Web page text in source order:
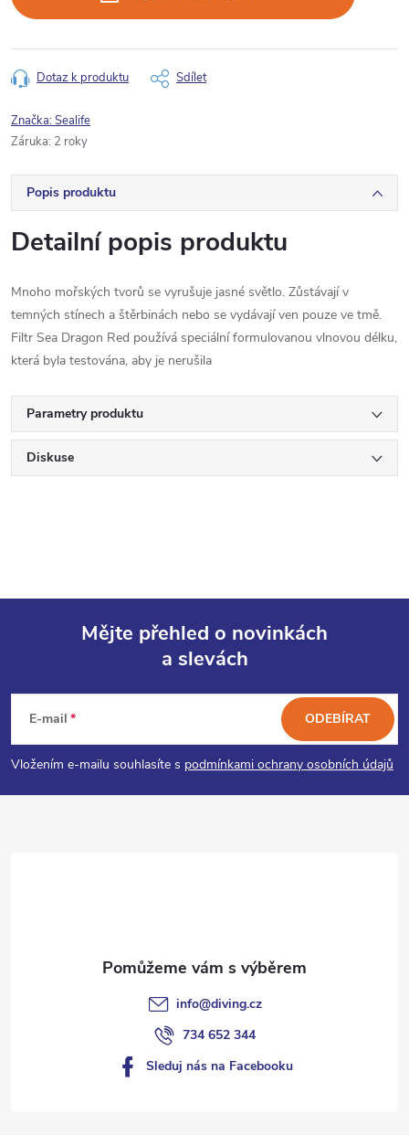
Dotaz k produktu Sdílet
Značka:Sealife
Záruka: 2 roky
Popis produktu
Detailní popis produktu
Mnoho mořských tvorů se vyrušuje jasné světlo. Zůstávají v
temných stínech a štěrbinách nebo se vydávají ven pouze ve tmě.
Filtr Sea Dragon Red používá speciální formulovanou vlnovou délku,
která byla testována, aby je nerušila
Parametry produktu
Diskuse
p
a
Mějte přehled o novinkách
a slevách
E-mail
Vložením e-mailu souhlasíte s podmínkami ochrany osobních údajů
ODEBÍRAT
info@diving.cz
734 652 344
Sleduj nás na Facebooku